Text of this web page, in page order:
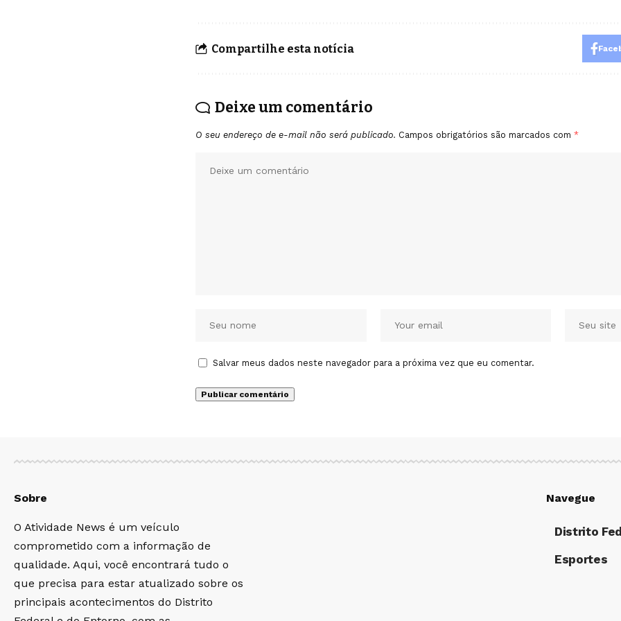
Compartilhe esta notícia
Deixe um comentário
O seu endereço de e-mail não será publicado. Campos obrigatórios são marcados com *
Salvar meus dados neste navegador para a próxima vez que eu comentar.
Sobre
O Atividade News é um veículo
comprometido com a informação de
qualidade. Aqui, você encontrará tudo o
que precisa para estar atualizado sobre os
principais acontecimentos do Distrito
Navegue
Distrito
Esportes